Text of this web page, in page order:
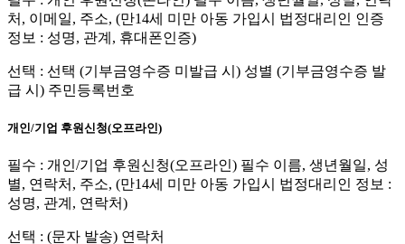
처, 이메일, 주소, (만14세 미만 아동 가입시 법정대리인 인증
정보 : 성명, 관계, 휴대폰인증)
선택 : 선택 (기부금영수증 미발급 시) 성별 (기부금영수증 발
급 시) 주민등록번호
개인/기업 후원신청(오프라인)
필수 : 개인/기업 후원신청(오프라인) 필수 이름, 생년월일, 성
별, 연락처, 주소, (만14세 미만 아동 가입시 법정대리인 정보 :
성명, 관계, 연락처)
선택 : (문자 발송) 연락처